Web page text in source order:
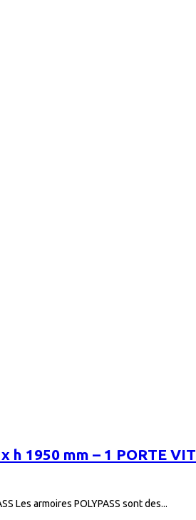
h 1950 mm – 1 PORTE
Les armoires POLYPASS sont des...